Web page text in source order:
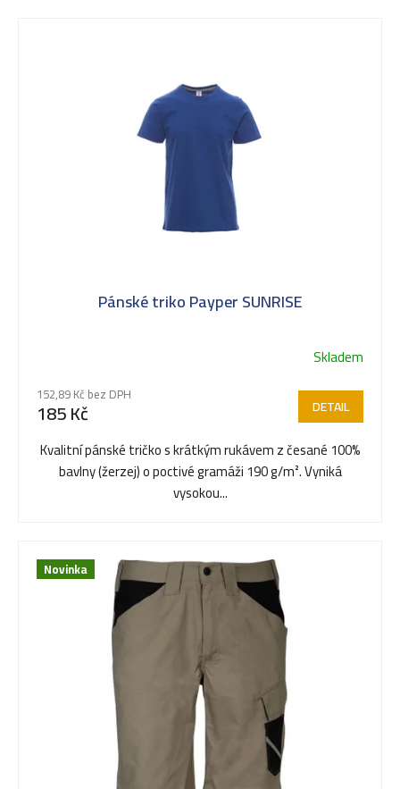
Pánské triko Payper SUNRISE
hodnocení
produktu
je
5,0
Skladem
152,89 Kč bez DPH
185 Kč DETAIL
Kvalitní pánské tričko s krátkým rukávem z česané 100%
bavlny (žerzej) o poctivé gramáži 190 g/m². Vyniká
vysokou...
Novinka